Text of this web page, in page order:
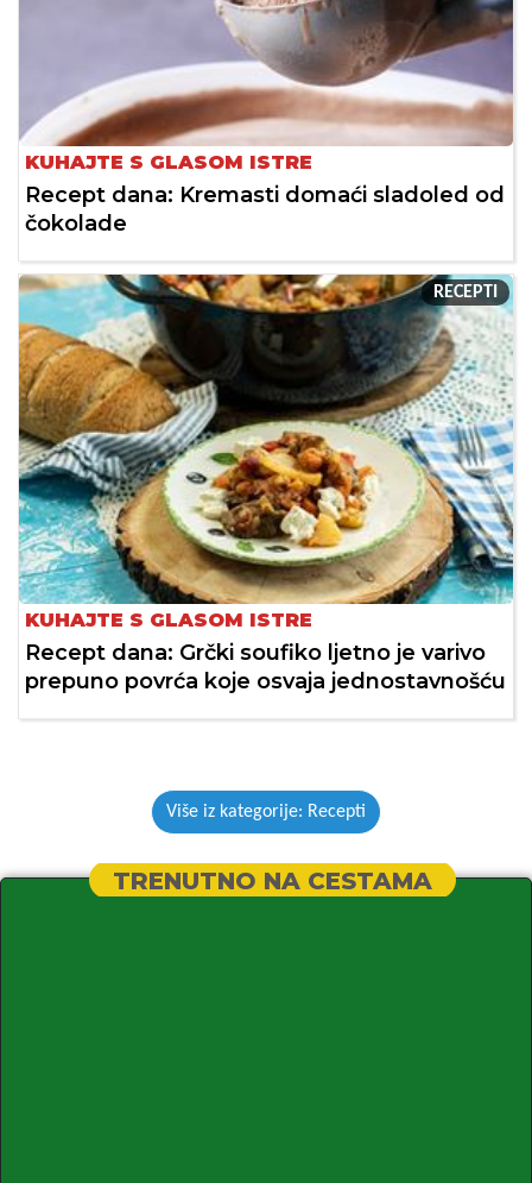
KUHAJTE S GLASOM ISTRE
Recept dana: Kremasti domaći sladoled od
čokolade
RECEPTI
KUHAJTE S GLASOM ISTRE
Recept dana: Grčki soufiko ljetno je varivo
prepuno povrća koje osvaja jednostavnošću
Više iz kategorije: Recepti
TRENUTNO NA CESTAMA